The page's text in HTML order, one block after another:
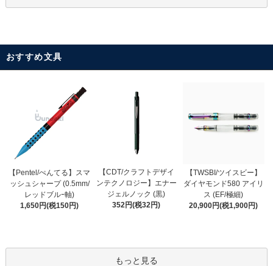
おすすめ文具
【Pentel/ぺんてる】スマ
ッシュシャープ (0.5mm/
レッドブルｰ軸)
1,650円(税150円)
【CDT/クラフトデザイ
ンテクノロジー】エナー
ジェルノック (黒)
352円(税32円)
【TWSBI/ツイスビー】
ダイヤモンド580 アイリ
ス (EF/極細)
20,900円(税1,900円)
もっと見る